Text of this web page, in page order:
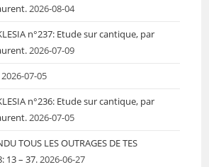
2026-08-04
n°237: Etude sur cantique, par
2026-07-09
2026-07-05
n°236: Etude sur cantique, par
2026-07-05
TOUS LES OUTRAGES DE TES
13 – 37.2026-06-27